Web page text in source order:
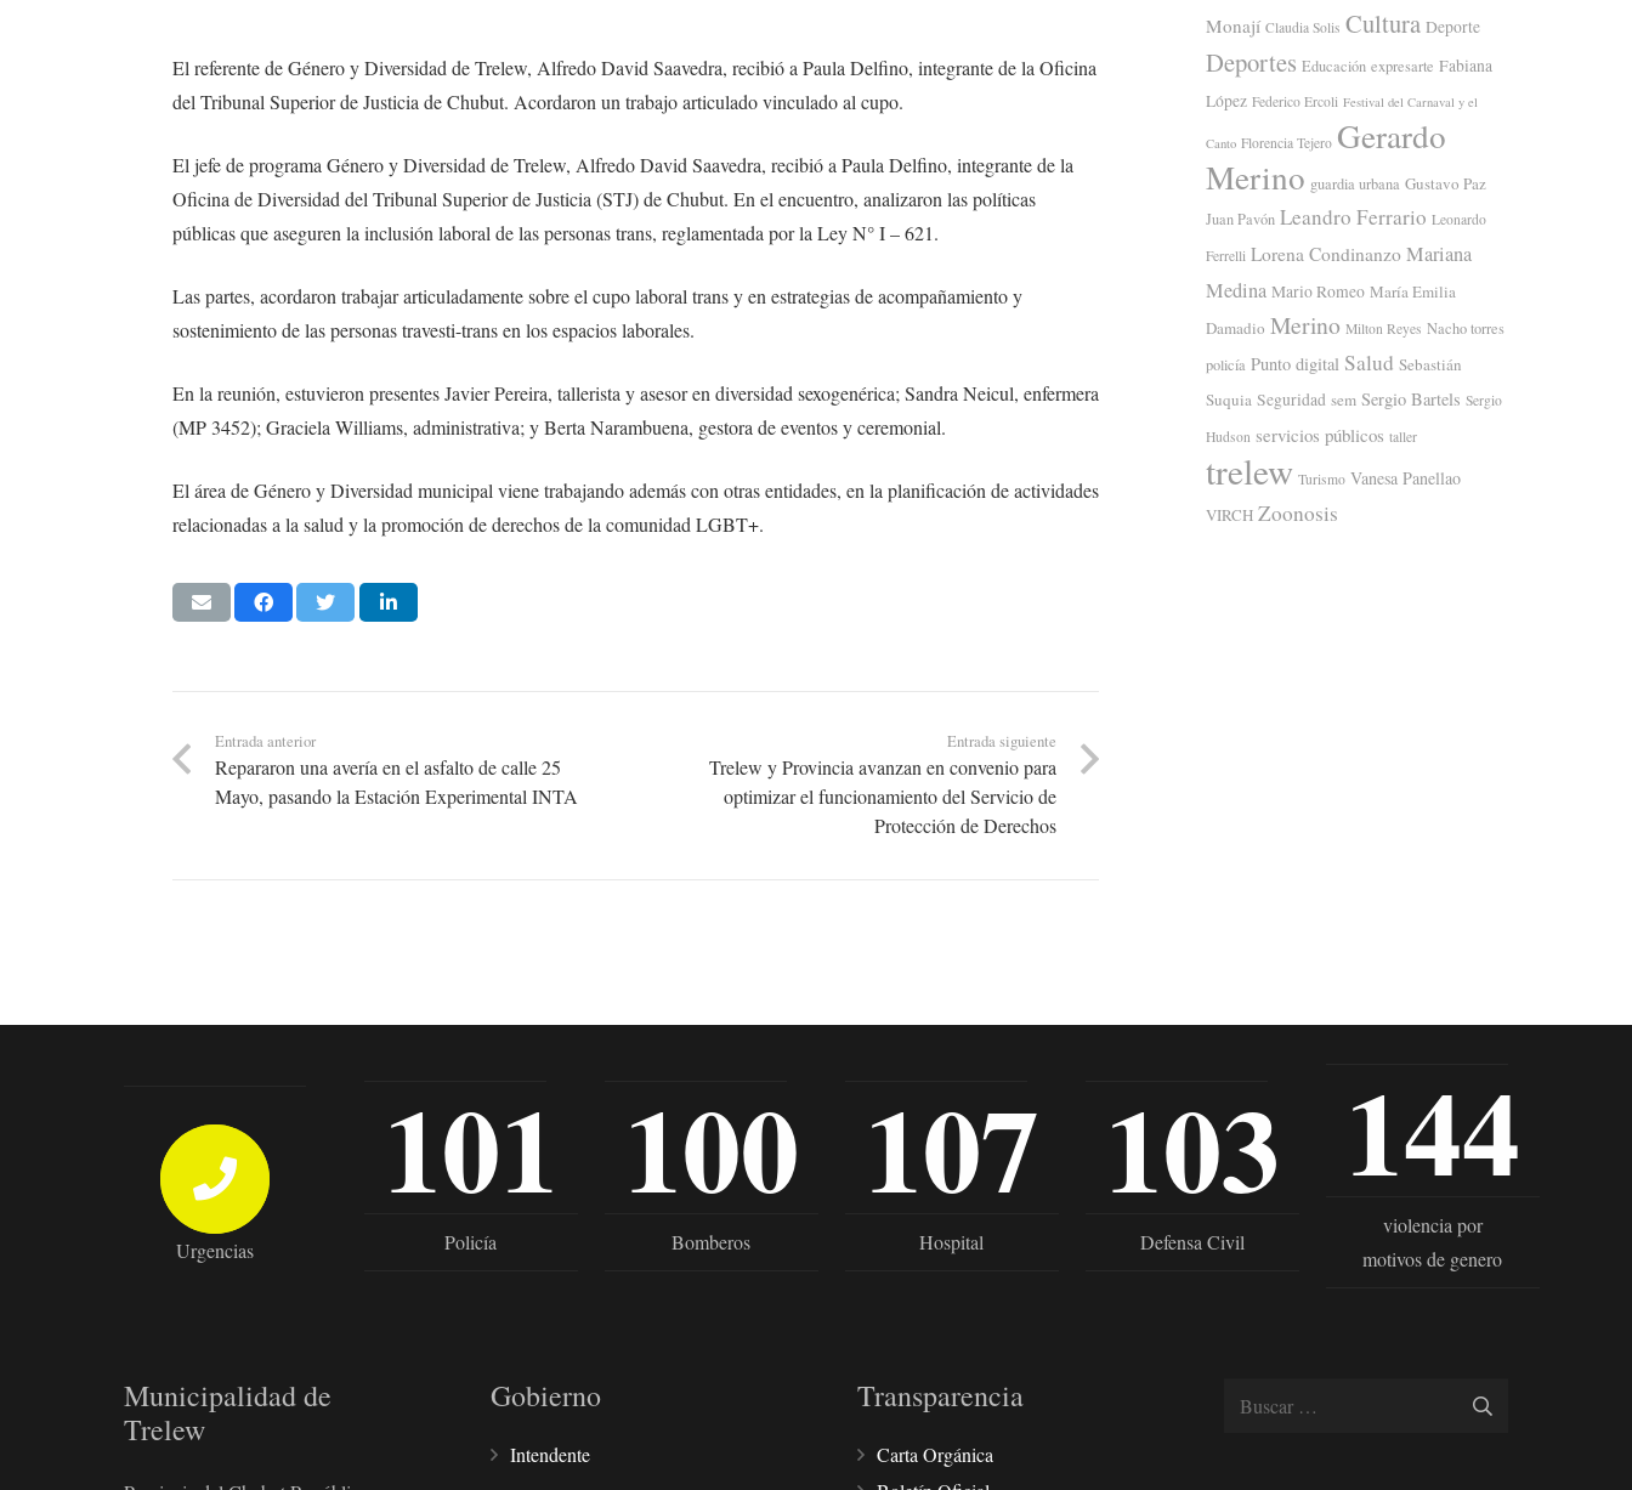
El referente de Género y Diversidad de Trelew, Alfredo David Saavedra, recibió a Paula Delfino, integrante de la Oficina
del Tribunal Superior de Justicia de Chubut. Acordaron un trabajo articulado vinculado al cupo.
El jefe de programa Género y Diversidad de Trelew, Alfredo David Saavedra, recibió a Paula Delfino, integrante de la
Oficina de Diversidad del Tribunal Superior de Justicia (STJ) de Chubut. En el encuentro, analizaron las políticas
públicas que aseguren la inclusión laboral de las personas trans, reglamentada por la Ley N° I – 621.
Las partes, acordaron trabajar articuladamente sobre el cupo laboral trans y en estrategias de acompañamiento y
sostenimiento de las personas travesti-trans en los espacios laborales.
En la reunión, estuvieron presentes Javier Pereira, tallerista y asesor en diversidad sexogenérica; Sandra Neicul, enfermera
(MP 3452); Graciela Williams, administrativa; y Berta Narambuena, gestora de eventos y ceremonial.
El área de Género y Diversidad municipal viene trabajando además con otras entidades, en la planificación de actividades
relacionadas a la salud y la promoción de derechos de la comunidad LGBT+.
Entrada anterior
Repararon una avería en el asfalto de calle 25
Mayo, pasando la Estación Experimental INTA
Entrada siguiente
Trelew y Provincia avanzan en convenio para
optimizar el funcionamiento del Servicio de
Protección de Derechos
Monají Claudia Solis Cultura Deporte
Deportes Educación expresarte Fabiana
López Federico Ercoli Festival del Carnaval y el
Canto Florencia Tejero Gerardo
Merino guardia urbana Gustavo Paz
Juan Pavón Leandro Ferrario Leonardo
Ferrelli Lorena Condinanzo Mariana
Medina Mario Romeo María Emilia
Damadio Merino Milton Reyes Nacho torres
policía Punto digital Salud Sebastián
Suquia Seguridad sem Sergio Bartels Sergio
Hudson servicios públicos taller
trelew Turismo Vanesa Panellao
VIRCH Zoonosis
Urgencias
101
Policía
100
Bomberos
107
Hospital
103
Defensa Civil
144
violencia por
motivos de genero
Municipalidad de
Trelew
Gobierno
Intendente
Transparencia
Carta Orgánica
Buscar: